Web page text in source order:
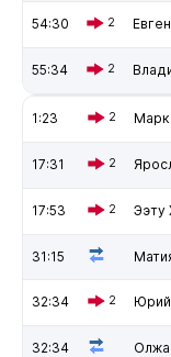
54:30 2
55:34 2
1:23 2
17:31 2
17:53 2 Ээту
31:15
32:34 2 Юрий
32:34